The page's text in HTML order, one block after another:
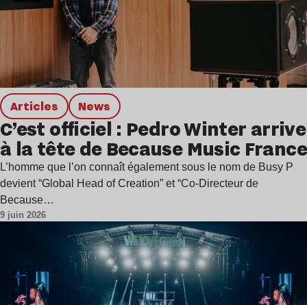
Articles news
C’est officiel : Pedro Winter arrive
à la tête de Because Music France
L’homme que l’on connaît également sous le nom de Busy P
devient “Global Head of Creation” et “Co-Directeur de
Because…
9 juin 2026